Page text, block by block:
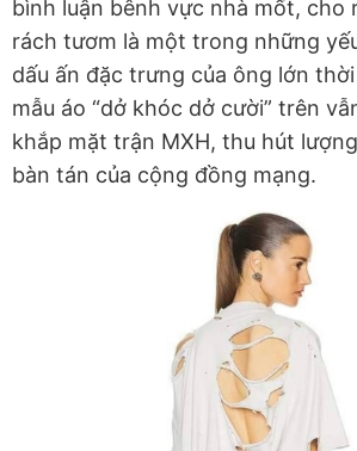
bình luận bênh vực nhà mốt, cho
rách tươm là một trong những
dấu ấn đặc trưng của ông lớn
mẫu áo “dở khóc dở cười” trên
khắp mặt trận MXH, thu hút
bàn tán của cộng đồng mạng.